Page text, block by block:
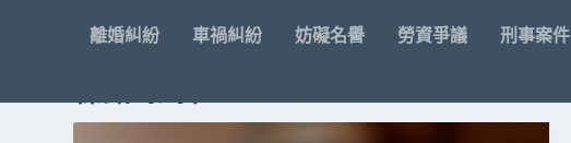
離婚糾紛 車禍糾紛 妨礙名譽 勞資爭議 刑事案件